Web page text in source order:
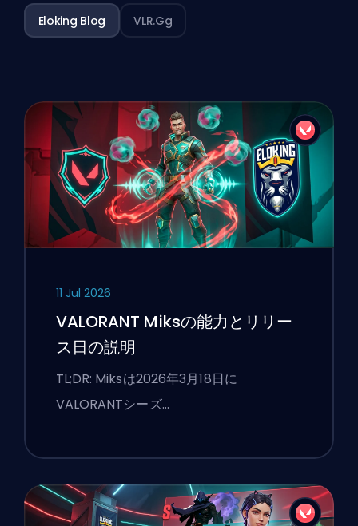
Eloking Blog VLR.gg
11 Jul 2026
VALORANT Miksの能力とリリー
ス日の説明
TL;DR: Miksは2026年3月18日に
VALORANTシーズ…